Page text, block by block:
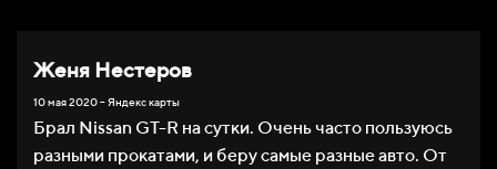
Женя Нестеров
10 мая 2020 – Яндекс карты
Брал Nissan GT-R на сутки. Очень часто пользуюсь
разными прокатами, и беру самые разные авто. От